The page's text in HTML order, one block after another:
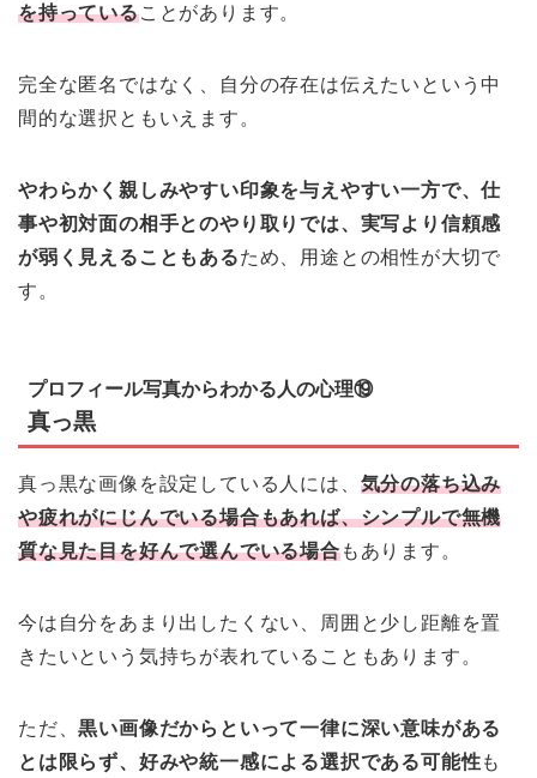
を持っていることがあります。
完全な匿名ではなく、自分の存在は伝えたいという中
間的な選択ともいえます。
やわらかく親しみやすい印象を与えやすい一方で、仕
事や初対面の相手とのやり取りでは、実写より信頼感
が弱く見えることもあるため、用途との相性が大切で
す。
プロフィール写真からわかる人の心理⑲
真っ黒
真っ黒な画像を設定している人には、 気分の落ち込み
や疲れがにじんでいる場合もあれば、シンプルで無機
質な見た目を好んで選んでいる場合もあります。
今は自分をあまり出したくない、周囲と少し距離を置
きたいという気持ちが表れていることもあります。
ただ、黒い画像だからといって一律に深い意味がある
とは限らず、好みや統一感による選択である可能性も